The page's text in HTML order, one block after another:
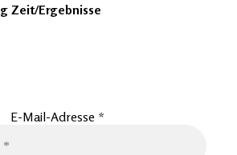
Zeit/Ergebnisse
E-Mail-Adresse *